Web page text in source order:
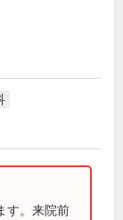
す。来院前